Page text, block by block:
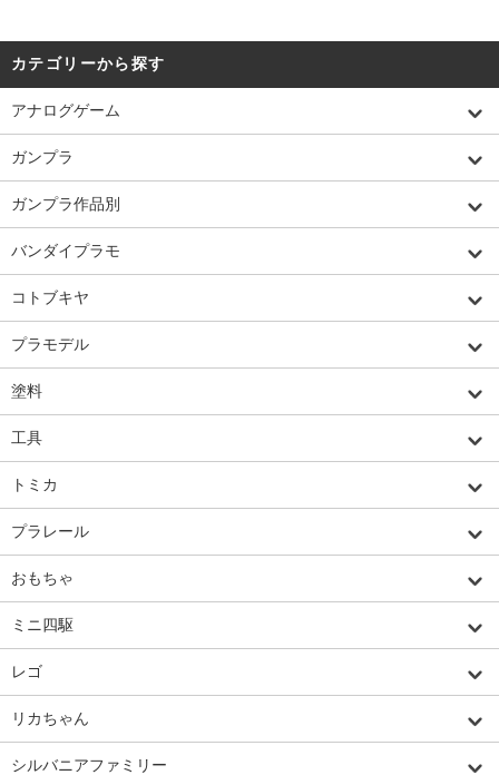
カテゴリーから探す
アナログゲーム
ガンプラ
ガンプラ作品別
バンダイプラモ
コトブキヤ
プラモデル
塗料
工具
トミカ
プラレール
おもちゃ
ミニ四駆
レゴ
リカちゃん
シルバニアファミリー